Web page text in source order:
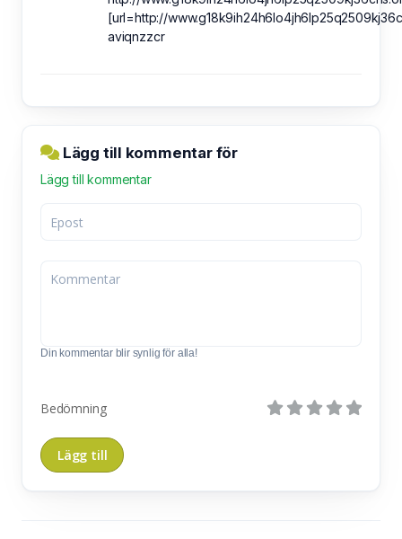
[url=http://
aviqnzzcr
Lägg till kommentar för
Lägg till kommentar
Din kommentar blir synlig för alla!
Bedömning